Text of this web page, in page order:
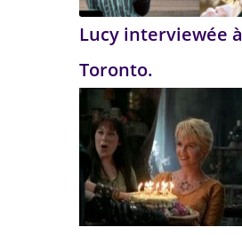
Lucy interviewée à
Toronto.